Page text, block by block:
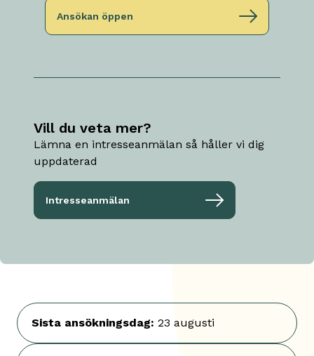
Ansökan öppen
Vill du veta mer?
Lämna en intresseanmälan så håller vi dig
uppdaterad
Intresseanmälan
Sista ansökningsdag: 23 augusti